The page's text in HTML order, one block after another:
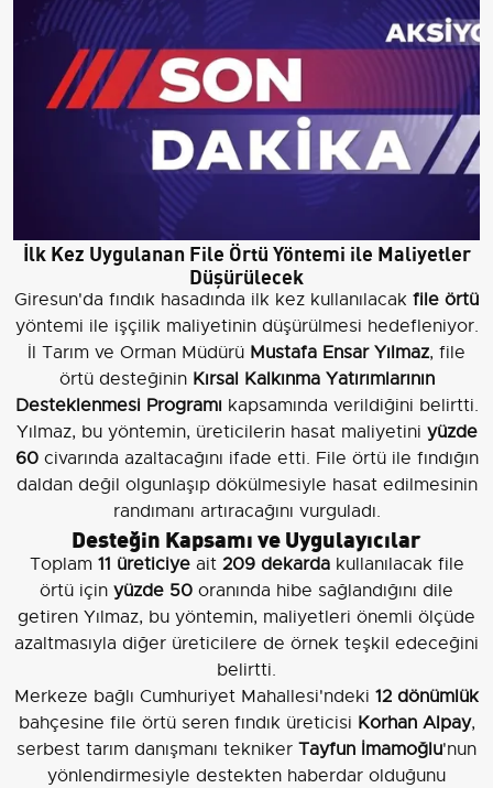
İlk Kez Uygulanan File Örtü Yöntemi ile Maliyetler
Düşürülecek
Giresun'da fındık hasadında ilk kez kullanılacak file örtü
yöntemi ile işçilik maliyetinin düşürülmesi hedefleniyor.
İl Tarım ve Orman Müdürü Mustafa Ensar Yılmaz, file
örtü desteğinin Kırsal Kalkınma Yatırımlarının
Desteklenmesi Programı kapsamında verildiğini belirtti.
Yılmaz, bu yöntemin, üreticilerin hasat maliyetini yüzde
60civarında azaltacağını ifade etti. File örtü ile fındığın
daldan değil olgunlaşıp dökülmesiyle hasat edilmesinin
randımanı artıracağını vurguladı.
Desteğin Kapsamı ve Uygulayıcılar
Toplam 11 üreticiyeait 209 dekardakullanılacak file
örtü için yüzde 50 oranında hibe sağlandığını dile
getiren Yılmaz, bu yöntemin, maliyetleri önemli ölçüde
azaltmasıyla diğer üreticilere de örnek teşkil edeceğini
belirtti.
Merkeze bağlı Cumhuriyet Mahallesi'ndeki 12 dönümlük
bahçesine file örtü seren fındık üreticisi Korhan Alpay,
serbest tarım danışmanı tekniker Tayfun İmamoğlu'nun
yönlendirmesiyle destekten haberdar olduğunu